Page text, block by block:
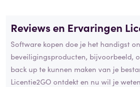
Reviews en Ervaringen
Software kopen doe je het handigst
beveiligingsproducten, bijvoorbeeld,
back up te kunnen maken van je
Licentie2GO ontdekt en nu wil je